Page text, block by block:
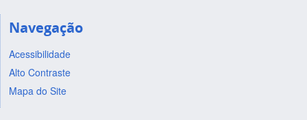
Navegação
Acessibilidade
Alto Contraste
Mapa do Site